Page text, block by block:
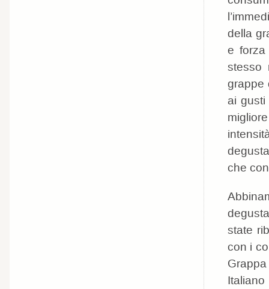
della
e forza
stesso
grappe
ai gusti
che
state
con i